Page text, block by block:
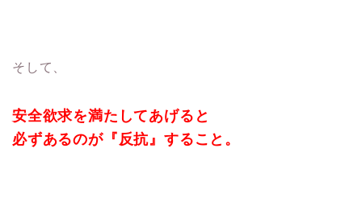
そして、
安全欲求を満たしてあげると
必ずあるのが『反抗』すること。